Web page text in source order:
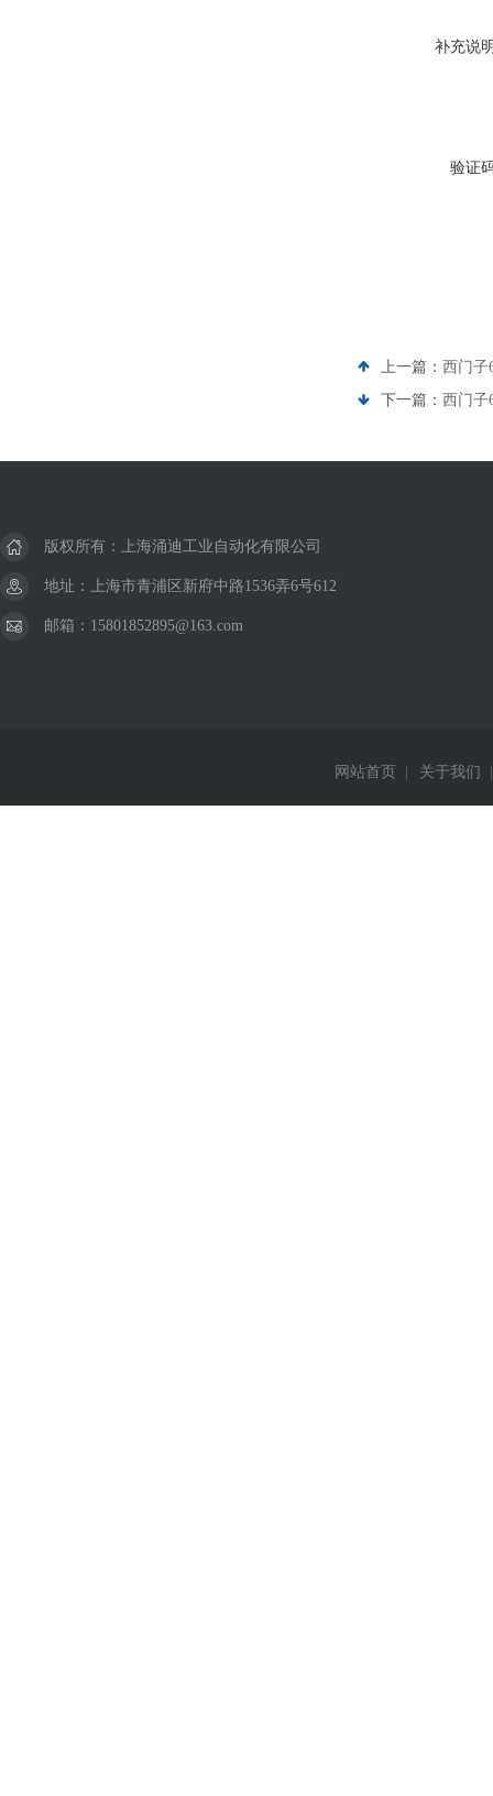
补充说
验证
上一篇： 西门子
下一篇： 西门子
版权所有：上海涌迪工业自动化有限公司
地址：上海市青浦区新府中路1536弄6号612
邮箱：15801852895@163.com
网站首页 关于我们